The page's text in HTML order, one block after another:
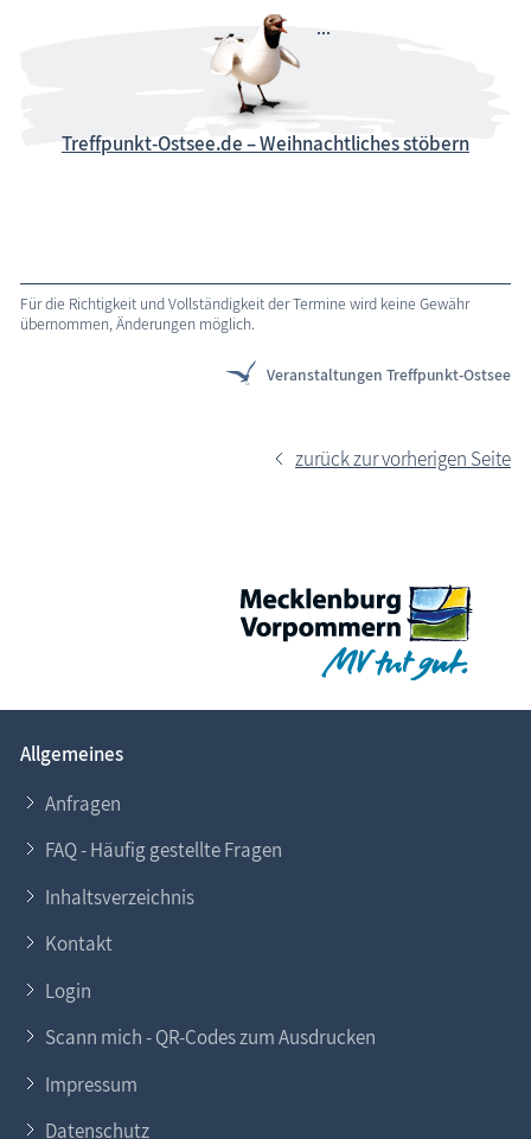
Treffpunkt-Ostsee.de – Weihnachtliches stöbern
Für die Richtigkeit und Vollständigkeit der Termine wird keine Gewähr
übernommen, Änderungen möglich.
Veranstaltungen Treffpunkt-Ostsee
zurück zur vorherigen Seite
Allgemeines
Anfragen
FAQ - Häufig gestellte Fragen
Inhaltsverzeichnis
Kontakt
Login
Scann mich - QR-Codes zum Ausdrucken
Impressum
Datenschutz